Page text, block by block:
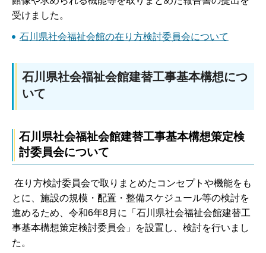
受けました。
石川県社会福祉会館の在り方検討委員会について
石川県社会福祉会館建替工事基本構想につ
いて
石川県社会福祉会館建替工事基本構想策定検
討委員会について
在り方検討委員会で取りまとめたコンセプトや機能をも
とに、施設の規模・配置・整備スケジュール等の検討を
進めるため、令和6年8月に「石川県社会福祉会館建替工
事基本構想策定検討委員会」を設置し、検討を行いまし
た。